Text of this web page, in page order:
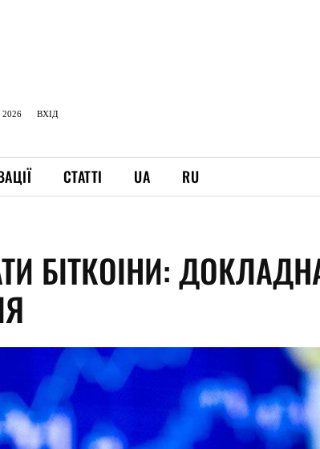
ВХІД
СТАТТІ UA RU
БІТКОІНИ: